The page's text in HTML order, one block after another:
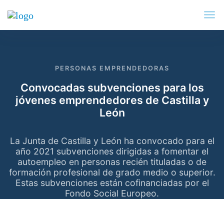
PERSONAS EMPRENDEDORAS
Convocadas subvenciones para los
jóvenes emprendedores de Castilla y
León
La Junta de Castilla y León ha convocado para el
año 2021 subvenciones dirigidas a fomentar el
autoempleo en personas recién tituladas o de
formación profesional de grado medio o superior.
Estas subvenciones están cofinanciadas por el
Fondo Social Europeo.